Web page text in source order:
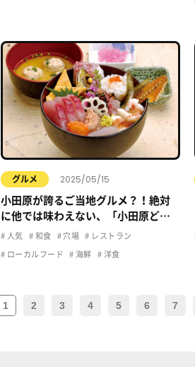
グルメ 2025/05/15
小田原が誇るご当地グルメ？！絶対
に他では味わえない、「小田原ど
ん」についてご紹介！
人気 和食 穴場 レストラン
ローカルフード 海鮮 洋食
1 2 3 4 5 6 7